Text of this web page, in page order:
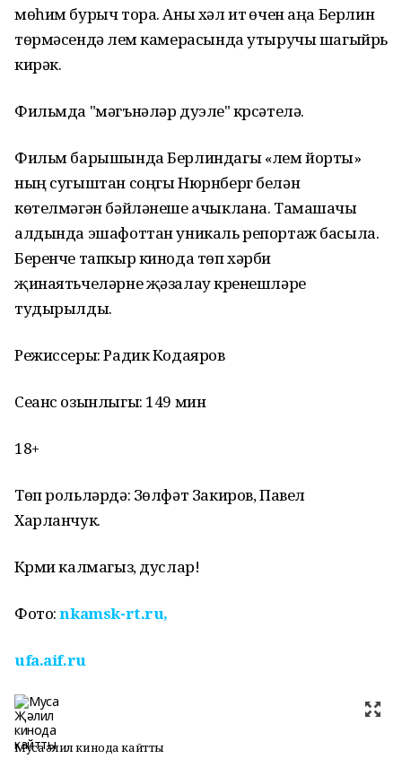
мөһим бурыч тора. Аны хәл итү өчен аңа Берлин
төрмәсендә үлем камерасында утыручы шагыйрь
кирәк.
Фильмда "мәгънәләр дуэле" күрсәтелә.
Фильм барышында Берлиндагы «үлем йорты»
ның сугыштан соңгы Нюрнберг белән
көтелмәгән бәйләнеше ачыклана. Тамашачы
алдында эшафоттан уникаль репортаж басыла.
Беренче тапкыр кинода төп хәрби
җинаятьчеләрне җәзалау күренешләре
тудырылды.
Режиссеры: Радик Кодаяров
Сеанс озынлыгы: 149 мин
18+
Төп рольләрдә: Зөлфәт Закиров, Павел
Харланчук.
Күрми калмагыз, дуслар!
Фото:nkamsk-rt.ru,
ufa.aif.ru
Муса Җәлил кинода кайтты